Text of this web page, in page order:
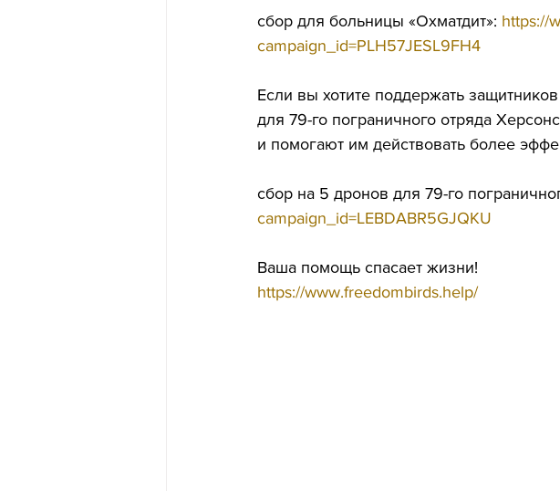
сбор для больницы «Охматдит»: https://
campaign_id=PLH57JESL9FH4
Если вы хотите поддержать
для 79-го пограничного отряда
и помогают им действовать более
сбор на 5 дронов для 79-го
campaign_id=LEBDABR5GJQKU
Ваша помощь спасает жизни!
https://www.freedombirds.help/